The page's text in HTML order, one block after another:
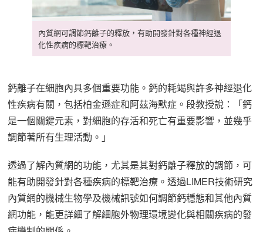
內質網可調節鈣離子的釋放，有助開發針對各種神經退
化性疾病的標靶治療。
鈣離子在細胞內具多個重要功能。鈣的耗竭與許多神經退化
性疾病有關，包括柏金遜症和阿茲海默症。段教授說：「鈣
是一個關鍵元素，對細胞的存活和死亡有重要影響，並幾乎
調節著所有生理活動。」
透過了解內質網的功能，尤其是其對鈣離子釋放的調節，可
能有助開發針對各種疾病的標靶治療。透過LIMER技術研究
內質網的機械生物學及機械訊號如何調節鈣穩態和其他內質
網功能，能更詳細了解細胞外物理環境變化與相關疾病的發